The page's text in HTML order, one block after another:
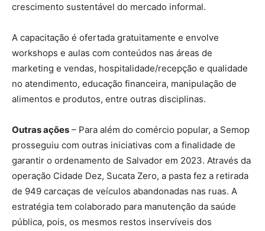
crescimento sustentável do mercado informal.
A capacitação é ofertada gratuitamente e envolve
workshops e aulas com conteúdos nas áreas de
marketing e vendas, hospitalidade/recepção e qualidade
no atendimento, educação financeira, manipulação de
alimentos e produtos, entre outras disciplinas.
Outras ações – Para além do comércio popular, a Semop
prosseguiu com outras iniciativas com a finalidade de
garantir o ordenamento de Salvador em 2023. Através da
operação Cidade Dez, Sucata Zero, a pasta fez a retirada
de 949 carcaças de veículos abandonadas nas ruas. A
estratégia tem colaborado para manutenção da saúde
pública, pois, os mesmos restos inservíveis dos